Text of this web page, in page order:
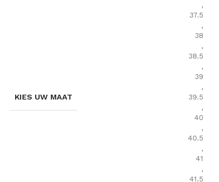
KIES UW MAAT
,
37.5
,
38
,
38.5
,
39
,
39.5
,
40
,
40.5
,
41
,
41.5